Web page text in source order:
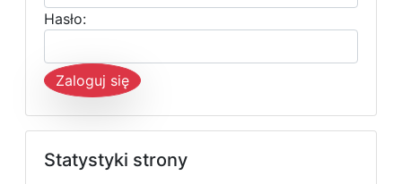
Hasło:
Zaloguj się
Statystyki strony